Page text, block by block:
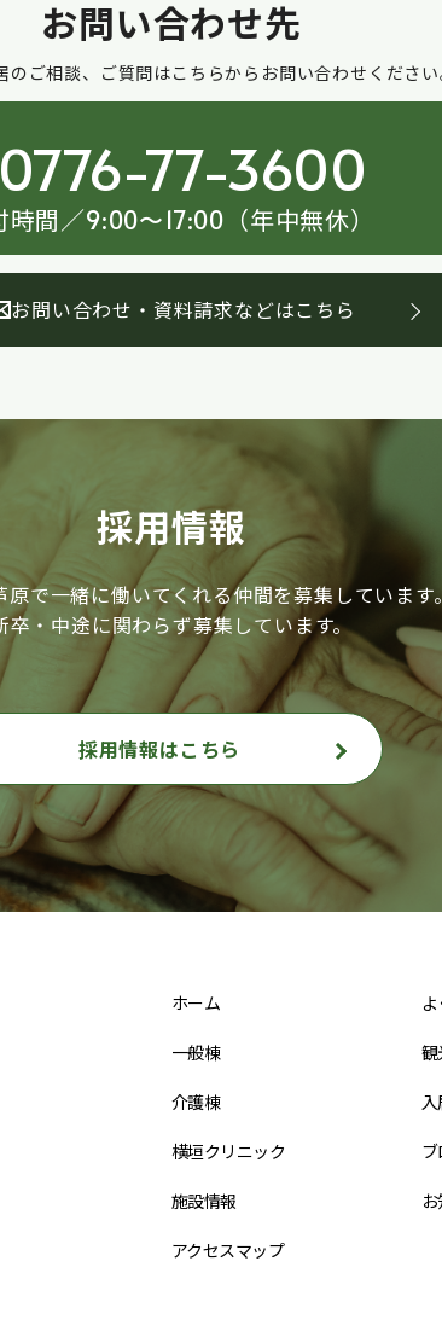
お問い合わせ先
のご相談、ご質問はこちらからお問い合わせくださ
77-3600
時間／9:00〜17:00 （年中無休）
お問い合わせ・資料請求などはこちら
採用情報
原で一緒に働いてくれる仲間を募集しています
卒・中途に関わらず募集しています。
採用情報はこちら
ホーム
一般棟
介護棟
横垣クリニック
施設情報
アクセスマップ
観